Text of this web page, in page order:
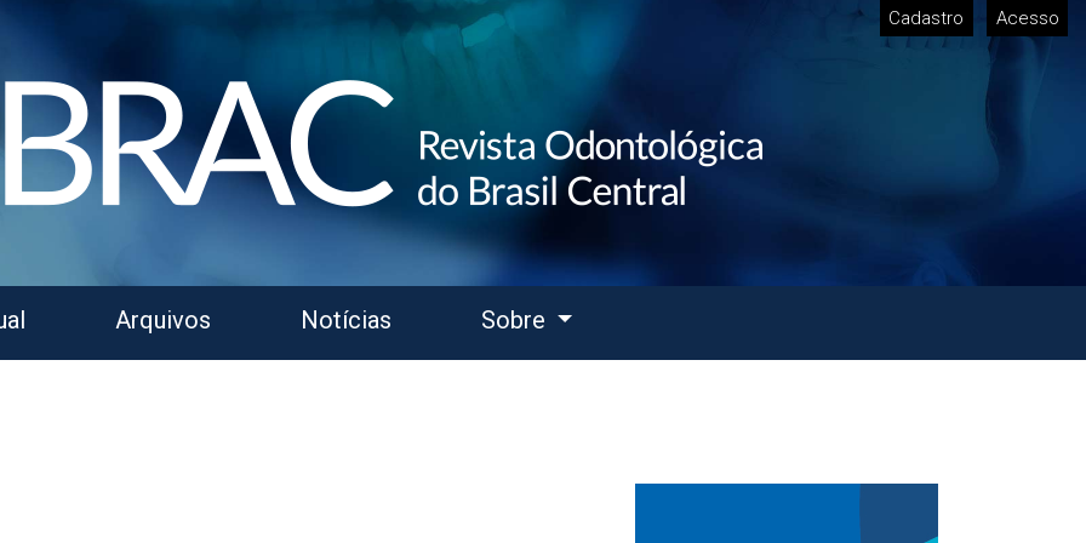
Cadastro Acesso
Arquivos Notícias Sobre